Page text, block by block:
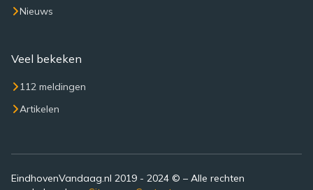
Nieuws
Veel bekeken
112 meldingen
Artikelen
EindhovenVandaag.nl 2019 - 2024 © – Alle rechten